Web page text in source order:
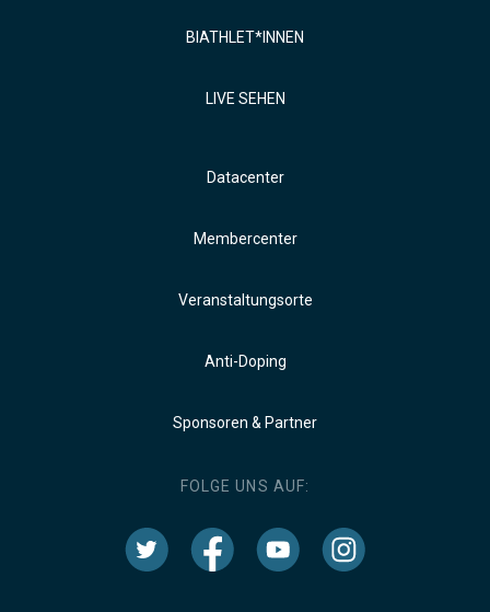
BIATHLET*INNEN
LIVE SEHEN
Datacenter
Membercenter
Veranstaltungsorte
Anti-Doping
Sponsoren & Partner
FOLGE UNS AUF: